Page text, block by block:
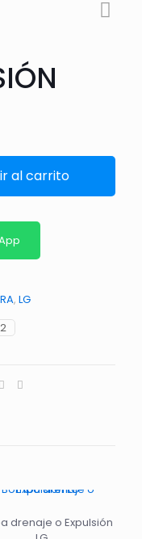
al carrito
, LG
drenaje o Expulsión